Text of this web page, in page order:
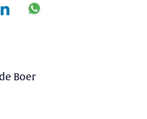
Boer